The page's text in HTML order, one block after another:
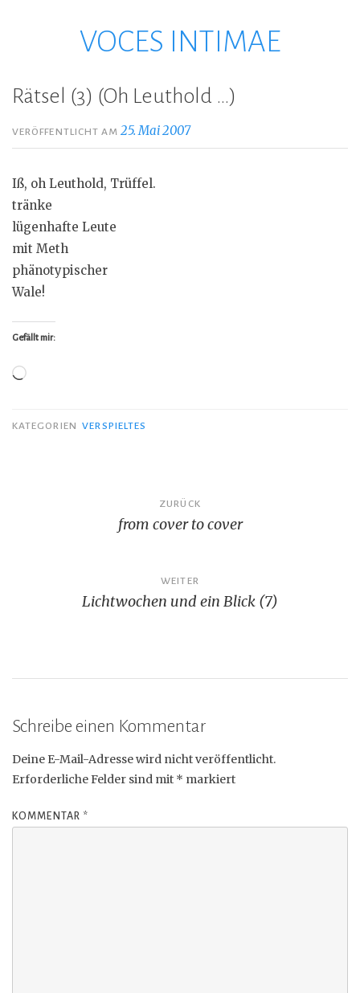
VOCES INTIMAE
Rätsel (3) (Oh Leuthold …)
VERÖFFENTLICHT AM25. Mai 2007
Iß, oh Leuthold, Trüffel.
tränke
lügenhafte Leute
mit Meth
phänotypischer
Wale!
Gefällt mir:
Wird
KATEGORIEN VERSPIELTES
Beitragsnavigation
ZURÜCK
from cover to cover
WEITER
Lichtwochen und ein Blick (7)
Schreibe einen Kommentar
Deine E-Mail-Adresse wird nicht veröffentlicht.
Erforderliche Felder sind mit * markiert
KOMMENTAR *